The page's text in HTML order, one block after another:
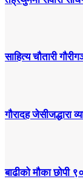
साहित्य चौतारी
गौरादह जेसीजद्धारा
बाढीको मौका छोपी